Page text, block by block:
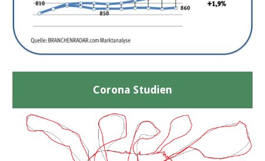
Corona Studien